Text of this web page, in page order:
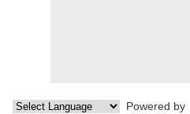
Powered by